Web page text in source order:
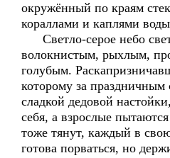
окружённый по краям
кораллами и каплями
Светло-серое небо
волокнистым, рыхлым,
голубым.
которому за праздничным
сладкой дедовой
себя, а взрослые
тоже тянут, каждый в
готова порваться, но